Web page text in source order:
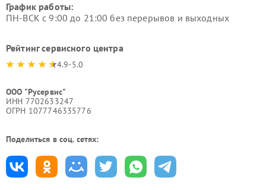
График работы:
ПН-ВСК с 9:00 до 21:00 без перерывов и выходных
Рейтинг сервисного центра
4.9-5.0
ООО "Русервис"
ИНН 7702633247
ОГРН 1077746335776
Поделиться в соц. сетях: